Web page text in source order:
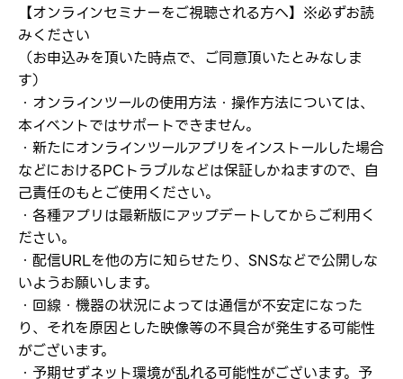
【オンラインセミナーをご視聴される方へ】※必ずお読
みください
（お申込みを頂いた時点で、ご同意頂いたとみなしま
す）
・オンラインツールの使用方法・操作方法については、
本イベントではサポートできません。
・新たにオンラインツールアプリをインストールした場合
などにおけるPCトラブルなどは保証しかねますので、自
己責任のもとご使用ください。
・各種アプリは最新版にアップデートしてからご利用く
ださい。
・配信URLを他の方に知らせたり、SNSなどで公開しな
いようお願いします。
・回線・機器の状況によっては通信が不安定になった
り、それを原因とした映像等の不具合が発生する可能性
がございます。
・予期せずネット環境が乱れる可能性がございます。予